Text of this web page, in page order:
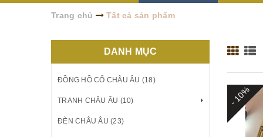
Trang chủ Tất cả sản phẩm
- 10%
DANH MỤC
ĐỒNG HỒ CỔ CHÂU ÂU (18)
TRANH CHÂU ÂU (10)
ĐÈN CHÂU ÂU (23)